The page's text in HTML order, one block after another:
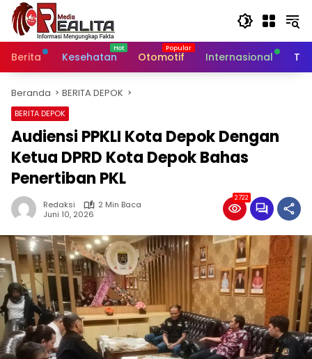
Langsung
konten
Berita
Kesehatan Otomotif Internasional
Beranda BERITA DEPOK
BERITA DEPOK
Audiensi PPKLI Kota Depok Dengan
Ketua DPRD Kota Depok Bahas
Penertiban PKL
Redaksi
2 Min Baca
Juni 10, 2026
2722